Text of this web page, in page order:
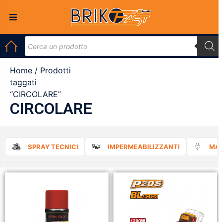
Home / Prodotti
taggati
“CIRCOLARE”
CIRCOLARE
SPRAY TECNICI IMPERMEABILIZZANTI